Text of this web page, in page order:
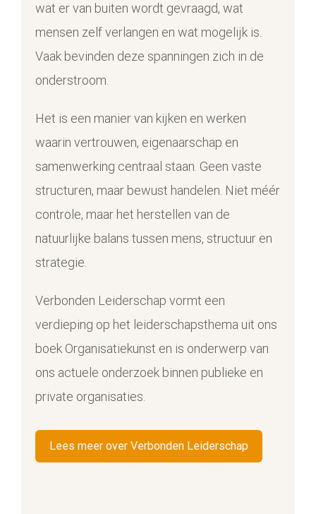
wat er van buiten wordt gevraagd, wat
mensen zelf verlangen en wat mogelijk is.
Vaak bevinden deze spanningen zich in de
onderstroom.
Het is een manier van kijken en werken
waarin vertrouwen, eigenaarschap en
samenwerking centraal staan. Geen vaste
structuren, maar bewust handelen. Niet méér
controle, maar het herstellen van de
natuurlijke balans tussen mens, structuur en
strategie.
Verbonden Leiderschap vormt een
verdieping op het leiderschapsthema uit ons
boek Organisatiekunst en is onderwerp van
ons actuele onderzoek binnen publieke en
private organisaties.
Lees meer over Verbonden Leiderschap